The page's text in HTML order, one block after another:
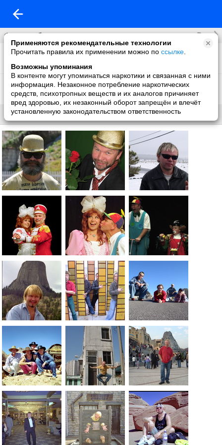
Применяются рекомендательные технологии
Прочитать правила их применении можно по ссылке
Возможны упоминания
В контенте могут упоминаться наркотики и связанная с ними
информация. Незаконное потребление наркотических
средств, психотропных веществ и их аналогов причиняет
вред здоровью, их незаконный оборот запрещён и влечёт
установленную законодательством ответственность
Фотоальбомы Все
5 stars
Фото со мной
18 фото
Без названия